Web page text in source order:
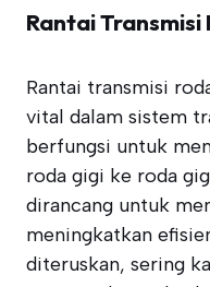
Rantai Transmisi
Rantai transmisi
vital dalam sistem
berfungsi untuk
roda gigi ke roda
dirancang untuk
meningkatkan
diteruskan, sering